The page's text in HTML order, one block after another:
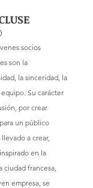
socios
son la
la sinceridad, la
Su carácter
por crear
un público
a crear,
en la
ciudad francesa,
empresa, se